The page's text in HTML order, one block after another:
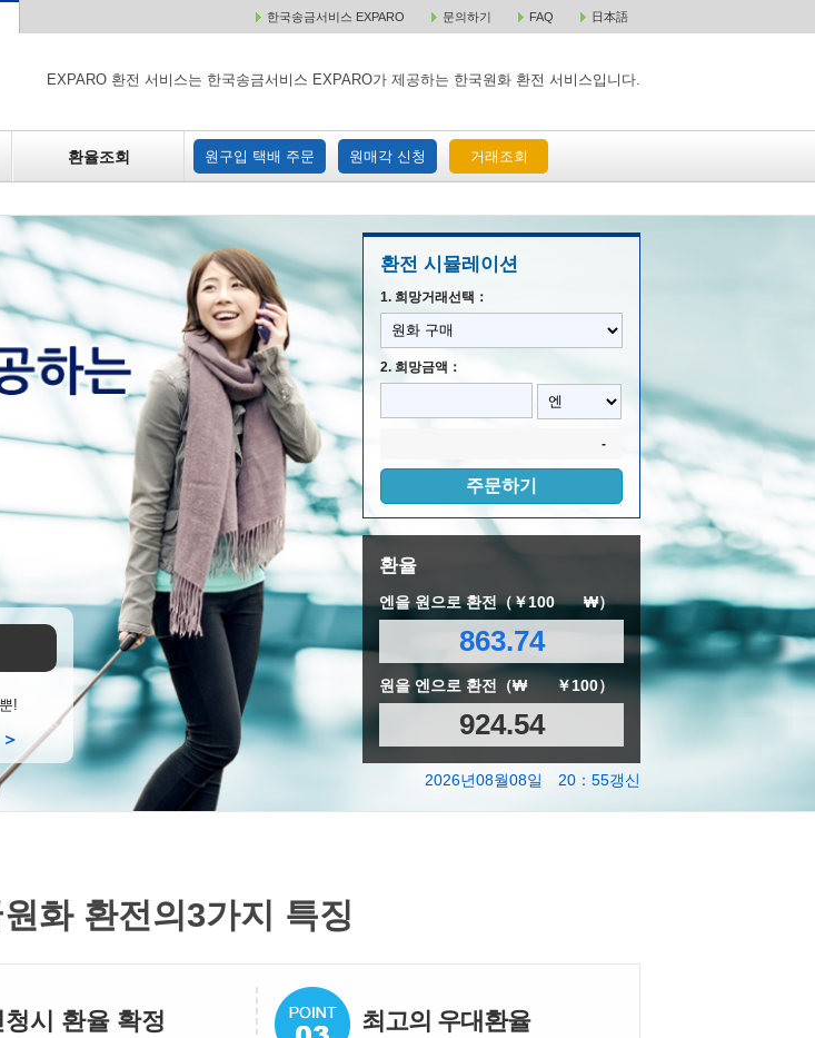
한국송금서비스 EXPARO 문의하기 FAQ 日本語
EXPARO 환전 서비스는 한국송금서비스 EXPARO가 제공하는 한국원화 환전 서비스입니다.
환율조회 원구입 택배 주문 원매각 신청 거래조회
원구입 택배 주문 원매각 주문 거래조회
환전 시뮬레이션
1. 희망거래선택：
2. 희망금액：
-
주문하기
환율
엔을 원으로 환전（￥100 ₩）
863.74
원을 엔으로 환전（₩ ￥100）
924.54
2026년08월08일 20：55갱신
!
화 환전의 3가지 특징
청시 환율 확정 최고의 우대환율